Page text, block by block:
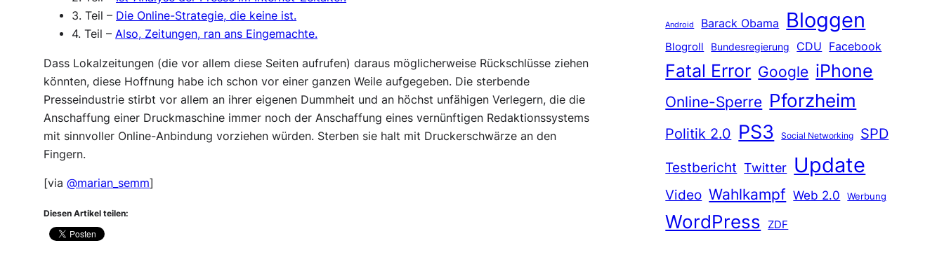
3. Teil – Die Online-Strategie, die keine ist.
4. Teil –Also, Zeitungen, ran ans Eingemachte.
Dass Lokalzeitungen (die vor allem diese Seiten aufrufen) daraus möglicherweise Rückschlüsse ziehen
könnten, diese Hoffnung habe ich schon vor einer ganzen Weile aufgegeben. Die sterbende
Presseindustrie stirbt vor allem an ihrer eigenen Dummheit und an höchst unfähigen Verlegern, die die
Anschaffung einer Druckmaschine immer noch der Anschaffung eines vernünftigen Redaktionssystems
mit sinnvoller Online-Anbindung vorziehen würden. Sterben sie halt mit Druckerschwärze an den
Fingern.
[via@marian_semm]
Diesen Artikel teilen:
Android Barack Obama Bloggen
Blogroll Bundesregierung CDU Facebook
Fatal Error Google iPhone
Online-Sperre Pforzheim
Politik 2.0 PS3 Social Networking
SPD
Testbericht Twitter Update
Video Wahlkampf Web 2.0 Werbung
WordPress ZDF